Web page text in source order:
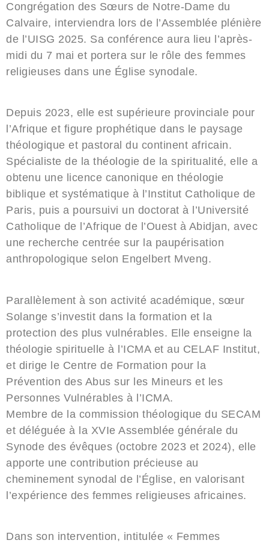
Congrégation des Sœurs de Notre-Dame du
Calvaire, interviendra lors de l’Assemblée plénière
de l’UISG 2025. Sa conférence aura lieu l’après-
midi du 7 mai et portera sur le rôle des femmes
religieuses dans une Église synodale.
Depuis 2023, elle est supérieure provinciale pour
l’Afrique et figure prophétique dans le paysage
théologique et pastoral du continent africain.
Spécialiste de la théologie de la spiritualité, elle a
obtenu une licence canonique en théologie
biblique et systématique à l’Institut Catholique de
Paris, puis a poursuivi un doctorat à l’Université
Catholique de l’Afrique de l’Ouest à Abidjan, avec
une recherche centrée sur la paupérisation
anthropologique selon Engelbert Mveng.
Parallèlement à son activité académique, sœur
Solange s’investit dans la formation et la
protection des plus vulnérables. Elle enseigne la
théologie spirituelle à l’ICMA et au CELAF Institut,
et dirige le Centre de Formation pour la
Prévention des Abus sur les Mineurs et les
Personnes Vulnérables à l’ICMA.
Membre de la commission théologique du SECAM
et déléguée à la XVIe Assemblée générale du
Synode des évêques (octobre 2023 et 2024), elle
apporte une contribution précieuse au
cheminement synodal de l’Église, en valorisant
l’expérience des femmes religieuses africaines.
Dans son intervention, intitulée « Femmes